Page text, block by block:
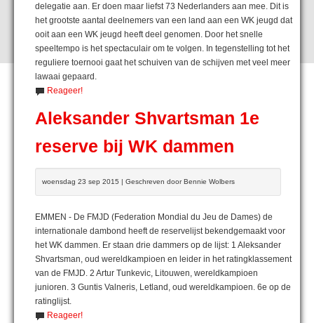
delegatie aan. Er doen maar liefst 73 Nederlanders aan mee. Dit is
het grootste aantal deelnemers van een land aan een WK jeugd dat
ooit aan een WK jeugd heeft deel genomen. Door het snelle
speeltempo is het spectaculair om te volgen. In tegenstelling tot het
reguliere toernooi gaat het schuiven van de schijven met veel meer
lawaai gepaard.
Reageer!
Aleksander Shvartsman 1e
reserve bij WK dammen
woensdag 23 sep 2015 | Geschreven door Bennie Wolbers
EMMEN - De FMJD (Federation Mondial du Jeu de Dames) de
internationale dambond heeft de reservelijst bekendgemaakt voor
het WK dammen. Er staan drie dammers op de lijst: 1 Aleksander
Shvartsman, oud wereldkampioen en leider in het ratingklassement
van de FMJD. 2 Artur Tunkevic, Litouwen, wereldkampioen
junioren. 3 Guntis Valneris, Letland, oud wereldkampioen. 6e op de
ratinglijst.
Reageer!